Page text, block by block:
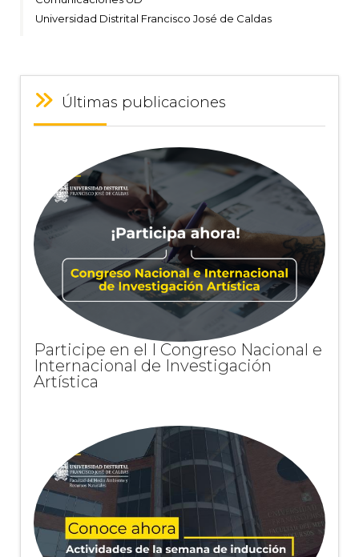
Universidad Distrital Francisco José de Caldas
Últimas publicaciones
Participe en el I Congreso Nacional e
Internacional de Investigación
Artística